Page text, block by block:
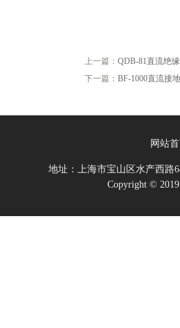
上一篇： QDB-81直流绝
下一篇： BF-1000直流接
网站
地址：上海市宝山区水产西路
Copyright ©